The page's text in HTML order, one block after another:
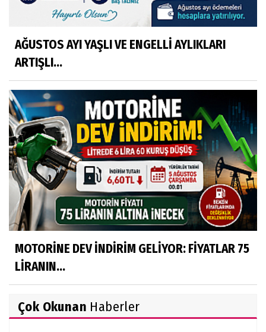
AĞUSTOS AYI YAŞLI VE ENGELLİ AYLIKLARI
ARTIŞLI...
MOTORİNE DEV İNDİRİM GELİYOR: FİYATLAR 75
LİRANIN...
Çok Okunan Haberler